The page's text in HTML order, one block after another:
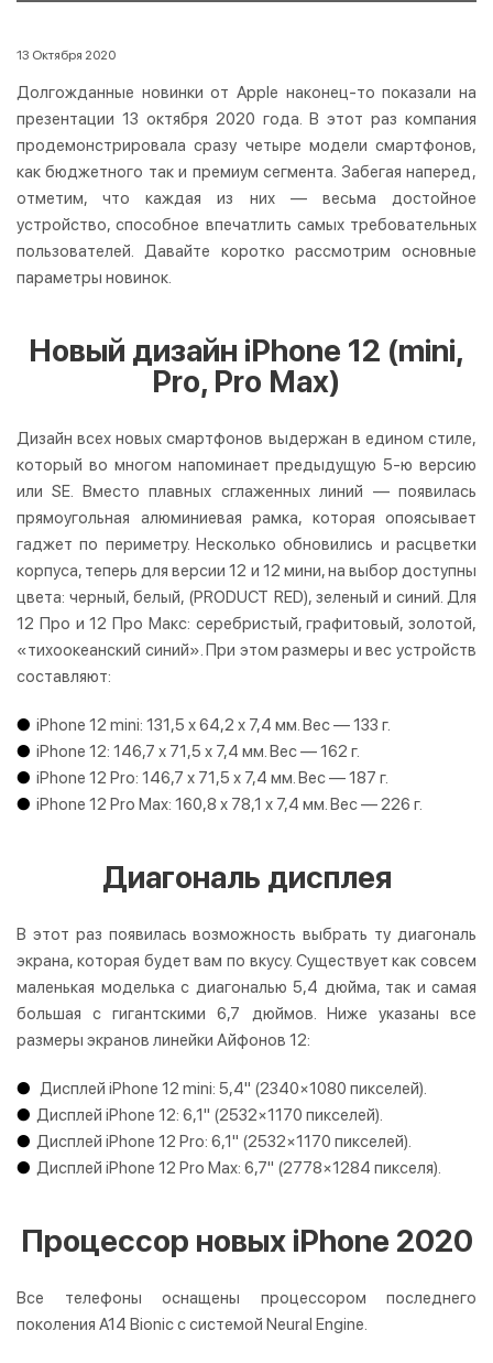
13 Октября 2020
Долгожданные новинки от Apple наконец-то показали на
презентации 13 октября 2020 года. В этот раз компания
продемонстрировала сразу четыре модели смартфонов,
как бюджетного так и премиум сегмента. Забегая наперед,
отметим, что каждая из них — весьма достойное
устройство, способное впечатлить самых требовательных
пользователей. Давайте коротко рассмотрим основные
параметры новинок.
Новый дизайн iPhone 12 (mini,
Pro, Pro Max)
Дизайн всех новых смартфонов выдержан в едином стиле,
который во многом напоминает предыдущую 5-ю версию
или SE. Вместо плавных сглаженных линий — появилась
прямоугольная алюминиевая рамка, которая опоясывает
гаджет по периметру. Несколько обновились и расцветки
корпуса, теперь для версии 12 и 12 мини, на выбор доступны
цвета: черный, белый, (PRODUCT RED), зеленый и синий. Для
12 Про и 12 Про Макс: серебристый, графитовый, золотой,
«тихоокеанский синий». При этом размеры и вес устройств
составляют:
iPhone 12 mini: 131,5 х 64,2 х 7,4 мм. Вес — 133 г.
iPhone 12: 146,7 х 71,5 х 7,4 мм. Вес — 162 г.
iPhone 12 Pro: 146,7 х 71,5 х 7,4 мм. Вес — 187 г.
iPhone 12 Pro Max: 160,8 х 78,1 х 7,4 мм. Вес — 226 г.
Диагональ дисплея
В этот раз появилась возможность выбрать ту диагональ
экрана, которая будет вам по вкусу. Существует как совсем
маленькая моделька с диагональю 5,4 дюйма, так и самая
большая с гигантскими 6,7 дюймов. Ниже указаны все
размеры экранов линейки Айфонов 12:
Дисплей iPhone 12 mini: 5,4" (2340×1080 пикселей).
Дисплей iPhone 12: 6,1" (2532×1170 пикселей).
Дисплей iPhone 12 Pro: 6,1" (2532×1170 пикселей).
Дисплей iPhone 12 Pro Max: 6,7" (2778×1284 пикселя).
Процессор новых iPhone 2020
Все телефоны оснащены процессором последнего
поколения A14 Bionic с системой Neural Engine.